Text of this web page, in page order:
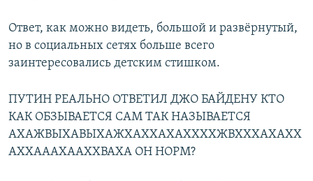
Ответ, как можно видеть, большой и развёрнутый,
но в социальных сетях больше всего
заинтересовались детским стишком.
ПУТИН РЕАЛЬНО ОТВЕТИЛ ДЖО БАЙДЕНУ КТО
КАК ОБЗЫВАЕТСЯ САМ ТАК НАЗЫВАЕТСЯ
АХАЖВЫХАВЫХАЖХАХХАХАХХХХЖВХХХАХАХХ
АХХАААХААХХВАХА ОН НОРМ?